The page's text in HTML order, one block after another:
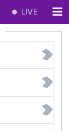
LIVE